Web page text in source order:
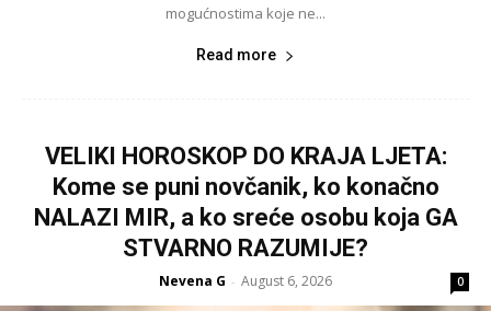
mogućnostima koje ne...
Read more
VELIKI HOROSKOP DO KRAJA LJETA:
Kome se puni novčanik, ko konačno
NALAZI MIR, a ko sreće osobu koja GA
STVARNO RAZUMIJE?
Nevena G - August 6, 2026 0